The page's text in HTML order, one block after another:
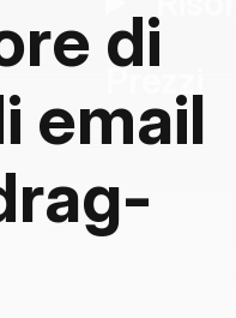
Prezzi
di
email